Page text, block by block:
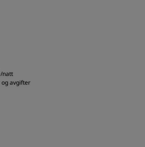
/natt
og avgifter